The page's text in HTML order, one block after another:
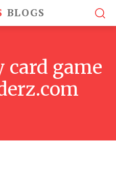
BLOGS
card game